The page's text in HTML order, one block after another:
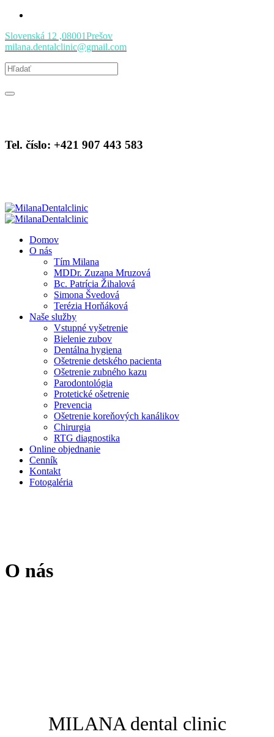
Slovenská 12 ,08001Prešov
milana.dentalclinic@gmail.com
Tel. číslo: +421 907 443 583
Domov
O nás
Tím Milana
MDDr. Zuzana Mruzová
Bc. Patrícia Žihalová
Simona Švedová
Terézia Horňáková
Naše služby
Vstupné vyšetrenie
Bielenie zubov
Dentálna hygiena
Ošetrenie detského pacienta
Ošetrenie zubného kazu
Parodontológia
Protetické ošetrenie
Prevencia
Ošetrenie koreňových kanálikov
Chirurgia
RTG diagnostika
Online objednanie
Cenník
Kontakt
Fotogaléria
O nás
MILANA dental clinic